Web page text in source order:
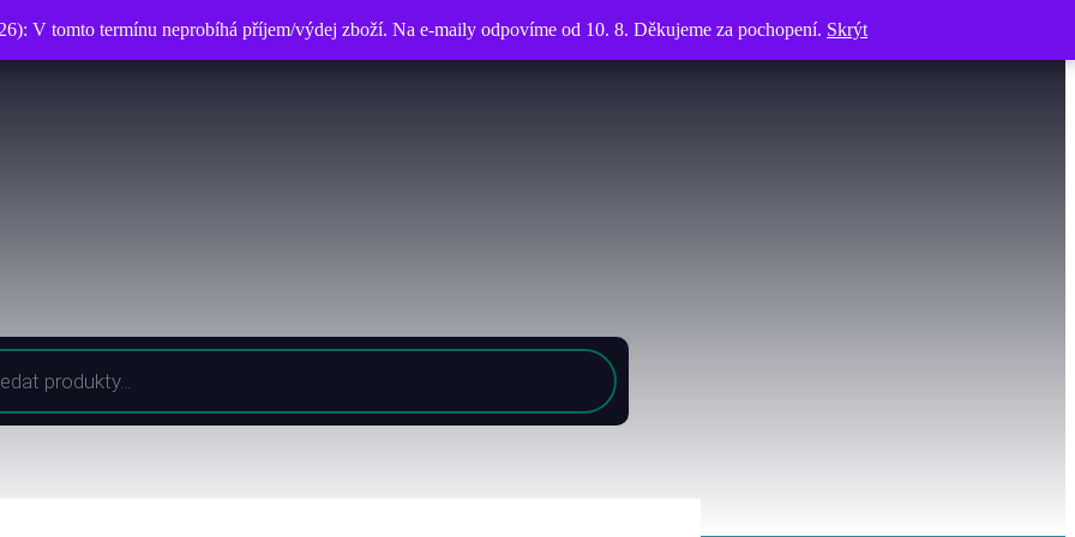
V tomto termínu neprobíhá příjem/výdej zboží. Na e-maily odpovíme od 10. 8. Děkujeme za pochopení. Skrýt
V tomto termínu neprobíhá příjem/výdej zboží. Na e-maily odpovíme od 10. 8. Děkujeme za pochopení. Skrýt